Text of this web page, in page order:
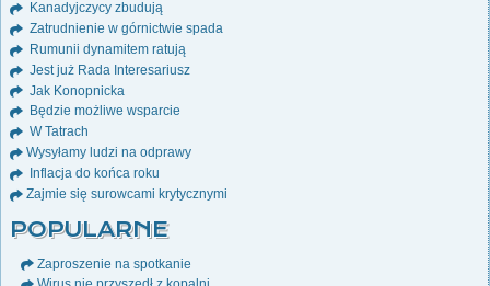
Kanadyjczycy zbudują
Zatrudnienie w górnictwie spada
Rumunii dynamitem ratują
Jest już Rada Interesariusz
Jak Konopnicka
Będzie możliwe wsparcie
W Tatrach
Wysyłamy ludzi na odprawy
Inflacja do końca roku
Zajmie się surowcami krytycznymi
POPULARNE
Zaproszenie na spotkanie